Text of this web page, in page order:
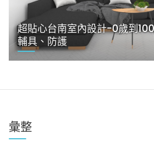
超貼心台南室內設計-0歲到
輔具、防護
彙整